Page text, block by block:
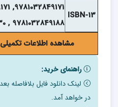
ISBN-13
9781032849188 , 9781003515630
مشاهده اطلاعات
راهنمای خرید:
لینک دانلود فایل بلافاصله
در خواهد آمد.